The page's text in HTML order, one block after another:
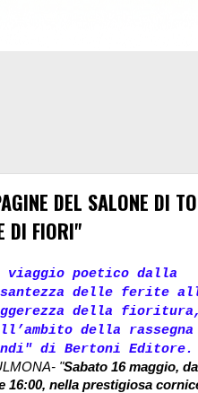
DEL SALONE DI
DI FIORI"
viaggio poetico dalla
delle ferite
della fioritura,
della rassegna
di Bertoni Editore.
"Sabato 16 maggio,
16:00, nella prestigiosa